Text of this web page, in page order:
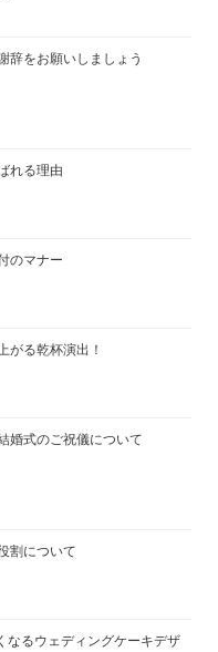
辞をお願いしましょう
れる理由
のマナー
がる乾杯演出！
婚式のご祝儀について
割について
なるウェディングケーキデザ